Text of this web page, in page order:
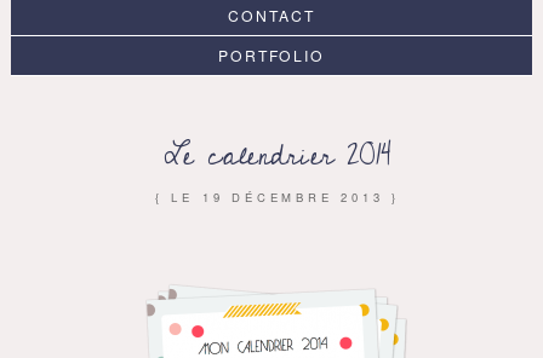
CONTACT
PORTFOLIO
Le calendrier 2014
{ LE 19 DÉCEMBRE 2013 }